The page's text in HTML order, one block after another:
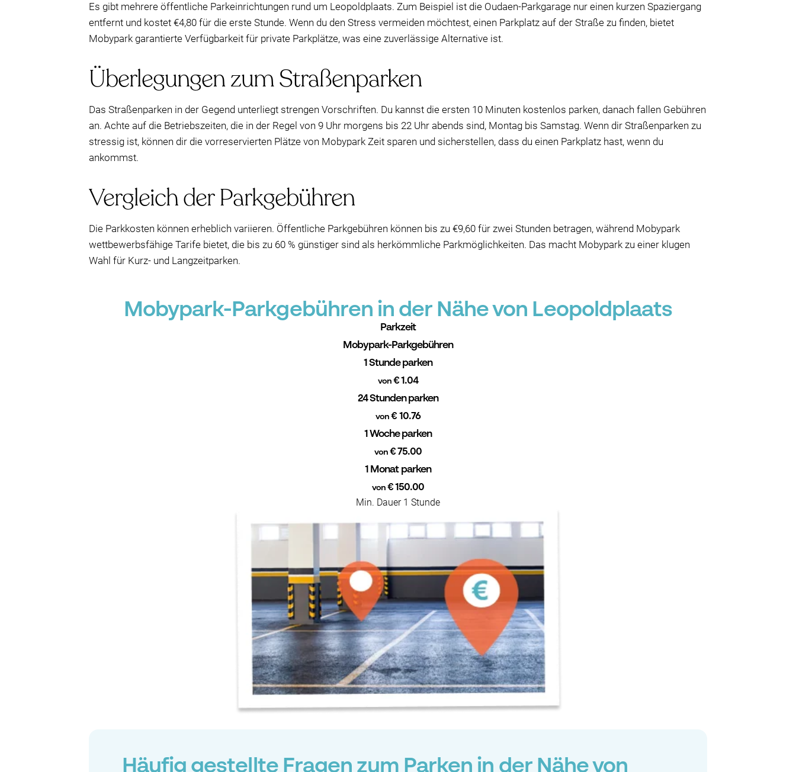
Es gibt mehrere öffentliche Parkeinrichtungen rund um Leopoldplaats. Zum Beispiel ist die Oudaen-Parkgarage nur einen kurzen Spaziergang
entfernt und kostet €4,80 für die erste Stunde. Wenn du den Stress vermeiden möchtest, einen Parkplatz auf der Straße zu finden, bietet
Mobypark garantierte Verfügbarkeit für private Parkplätze, was eine zuverlässige Alternative ist.
Überlegungen zum Straßenparken
Das Straßenparken in der Gegend unterliegt strengen Vorschriften. Du kannst die ersten 10 Minuten kostenlos parken, danach fallen Gebühren
an. Achte auf die Betriebszeiten, die in der Regel von 9 Uhr morgens bis 22 Uhr abends sind, Montag bis Samstag. Wenn dir Straßenparken zu
stressig ist, können dir die vorreservierten Plätze von Mobypark Zeit sparen und sicherstellen, dass du einen Parkplatz hast, wenn du
ankommst.
Vergleich der Parkgebühren
Die Parkkosten können erheblich variieren. Öffentliche Parkgebühren können bis zu €9,60 für zwei Stunden betragen, während Mobypark
wettbewerbsfähige Tarife bietet, die bis zu 60 % günstiger sind als herkömmliche Parkmöglichkeiten. Das macht Mobypark zu einer klugen
Wahl für Kurz- und Langzeitparken.
Mobypark-Parkgebühren in der Nähe von Leopoldplaats
Parkzeit
Mobypark-Parkgebühren
1 Stunde parken
von€ 1.04
24 Stunden parken
von € 10.76
1 Woche parken
von€ 75.00
1 Monat parken
von€ 150.00
Min. Dauer 1 Stunde
Häufig gestellte Fragen zum Parken in der Nähe von